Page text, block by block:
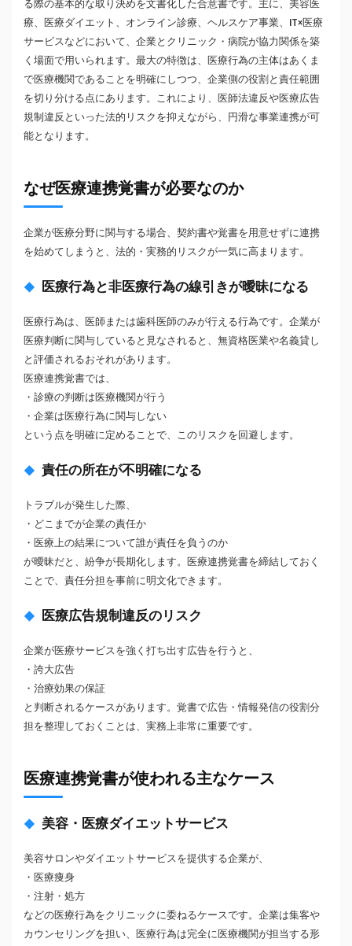
る際の基本的な取り決めを文書化した合意書です。主に、美容医
療、医療ダイエット、オンライン診療、ヘルスケア事業、IT×医療
サービスなどにおいて、企業とクリニック・病院が協力関係を築
く場面で用いられます。最大の特徴は、医療行為の主体はあくま
で医療機関であることを明確にしつつ、企業側の役割と責任範囲
を切り分ける点にあります。これにより、医師法違反や医療広告
規制違反といった法的リスクを抑えながら、円滑な事業連携が可
能となります。
なぜ医療連携覚書が必要なのか
企業が医療分野に関与する場合、契約書や覚書を用意せずに連携
を始めてしまうと、法的・実務的リスクが一気に高まります。
医療行為と非医療行為の線引きが曖昧になる
医療行為は、医師または歯科医師のみが行える行為です。企業が
医療判断に関与していると見なされると、無資格医業や名義貸し
と評価されるおそれがあります。
医療連携覚書では、
・診療の判断は医療機関が行う
・企業は医療行為に関与しない
という点を明確に定めることで、このリスクを回避します。
責任の所在が不明確になる
トラブルが発生した際、
・どこまでが企業の責任か
・医療上の結果について誰が責任を負うのか
が曖昧だと、紛争が長期化します。医療連携覚書を締結しておく
ことで、責任分担を事前に明文化できます。
医療広告規制違反のリスク
企業が医療サービスを強く打ち出す広告を行うと、
・誇大広告
・治療効果の保証
と判断されるケースがあります。覚書で広告・情報発信の役割分
担を整理しておくことは、実務上非常に重要です。
医療連携覚書が使われる主なケース
美容・医療ダイエットサービス
美容サロンやダイエットサービスを提供する企業が、
・医療痩身
・注射・処方
などの医療行為をクリニックに委ねるケースです。企業は集客や
カウンセリングを担い、医療行為は完全に医療機関が担当する形